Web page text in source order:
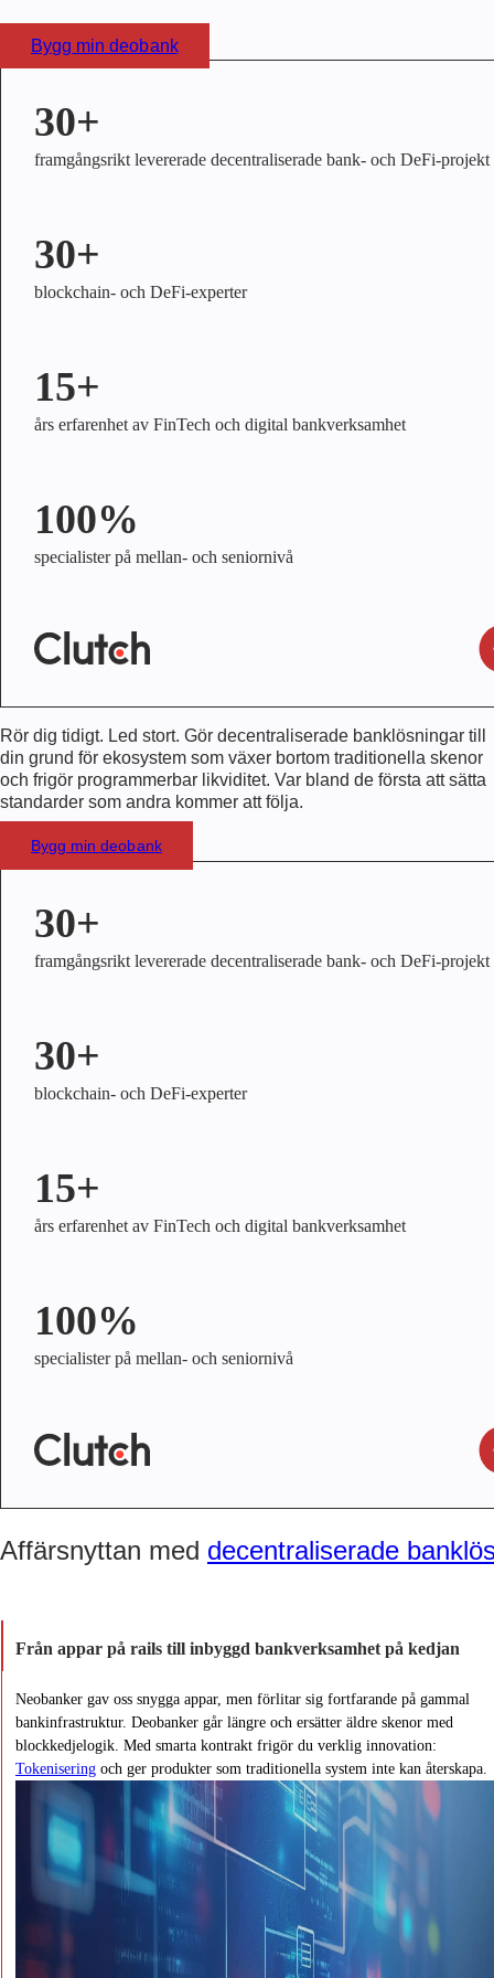
Bygg min deobank
30+
framgångsrikt levererade decentraliserade bank- och DeFi-projekt
30+
blockchain- och DeFi-experter
15+
års erfarenhet av FinTech och digital bankverksamhet
100%
specialister på mellan- och seniornivå
Rör dig tidigt. Led stort. Gör decentraliserade banklösningar till
din grund för ekosystem som växer bortom traditionella skenor
och frigör programmerbar likviditet. Var bland de första att sätta
standarder som andra kommer att följa.
Bygg min deobank
30+
framgångsrikt levererade decentraliserade bank- och DeFi-projekt
30+
blockchain- och DeFi-experter
15+
års erfarenhet av FinTech och digital bankverksamhet
100%
specialister på mellan- och seniornivå
Affärsnyttan med decentraliserade
Från appar på rails till inbyggd bankverksamhet på kedjan
Neobanker gav oss snygga appar, men förlitar sig fortfarande på gammal
bankinfrastruktur. Deobanker går längre och ersätter äldre skenor med
blockkedjelogik. Med smarta kontrakt frigör du verklig innovation:
Tokenisering och ger produkter som traditionella system inte kan återskapa.